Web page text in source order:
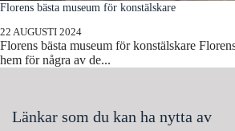
Florens bästa museum för konstälskare
22 AUGUSTI 2024
Florens bästa museum för konstälskare
hem för några av de...
Länkar som du kan ha nytta av